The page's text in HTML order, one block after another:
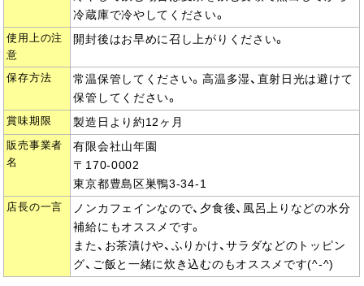
冷蔵庫で冷やしてください。
使用上の注
意
開封後はお早めに召し上がりください。
保存方法
常温保管してください。高温多湿、直射日光は避けて
保管してください。
賞味期限 製造日より約12ヶ月
販売事業者
名
有限会社山年園
〒170-0002
東京都豊島区巣鴨3-34-1
店長の一言
ノンカフェインなので、夕食後、風呂上りなどの水分
補給にもオススメです。
また、お茶漬けや、ふりかけ、サラダなどのトッピン
グ、ご飯と一緒に炊き込むのもオススメです(^-^)